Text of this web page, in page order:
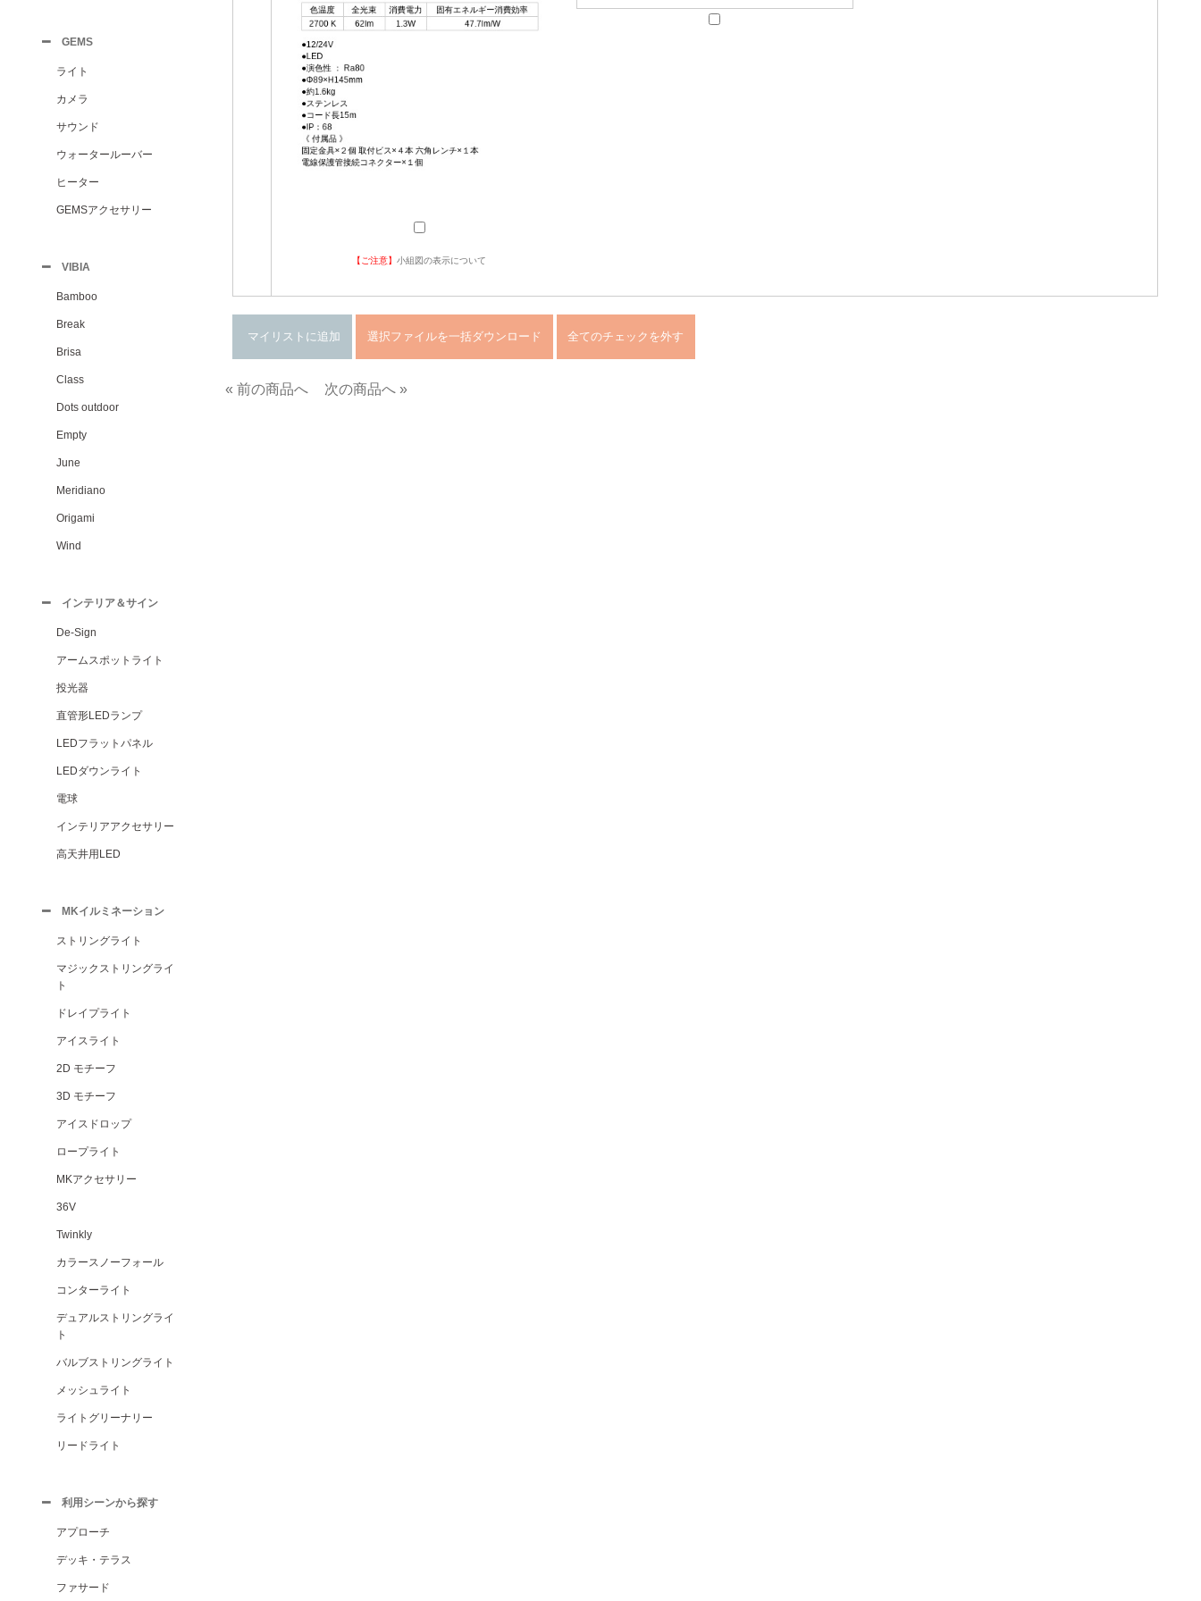
GEMS
ライト
カメラ
サウンド
ウォータールーバー
ヒーター
GEMSアクセサリー
VIBIA
Bamboo
Break
Brisa
Class
Dots outdoor
Empty
June
Meridiano
Origami
Wind
インテリア＆サイン
De-Sign
アームスポットライト
投光器
直管形LEDランプ
LEDフラットパネル
LEDダウンライト
電球
インテリアアクセサリー
高天井用LED
MKイルミネーション
ストリングライト
マジックストリングライ
ト
ドレイプライト
アイスライト
2D モチーフ
3D モチーフ
アイスドロップ
ロープライト
MKアクセサリー
36V
Twinkly
カラースノーフォール
コンターライト
デュアルストリングライ
ト
バルブストリングライト
メッシュライト
ライトグリーナリー
リードライト
利用シーンから探す
アプローチ
デッキ・テラス
ファサード
【ご注意】小組図の表示について
« 前の商品へ 次の商品へ »